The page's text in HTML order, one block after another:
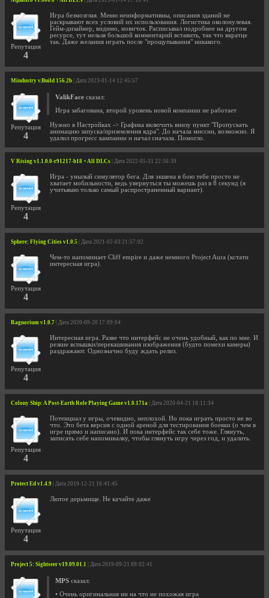
Репутация
4
Игра безмозглая. Меню неинформативны, описания зданий не
раскрывают всех условий их использования. Логистика околонулевая.
Гейм-дизайнер, видимо, новичок. Расписывал подробнее на другом
ресурсе, тут нельзя большой комментарий вставить, так что вкратце
так. Даже желания играть после "прощупывания" никакого.
Mindustry v.Build 156.2b | Дата 2023-01-14 12:45:57
Репутация
4
ValikFace сказал:
Игра забагована, второй уровень новой компании не работает
Нужно в Настройках -> Графика включить внизу пункт "Пропускать
анимацию запуска/приземления ядра". До начала миссии, возможно. Я
удалил прогресс кампании и начал сначала. Помогло.
V Rising v1.1.0.0-r91217-b18 + All DLCs | Дата 2022-05-31 22:56:39
Репутация
4
Игра - унылый симулятор бега. Для экшена в бою тебе просто не
хватает мобильности, ведь увернуться ты можешь раз в 8 секунд (я
учитываю только самый распространенный вариант).
Sphere: Flying Cities v1.0.5 | Дата 2021-02-03 21:57:02
Репутация
4
Чем-то напоминает Cliff empire и даже немного Project Aura (кстати
интересная игра).
Ragnorium v1.0.7 | Дата 2020-09-20 17:09:04
Репутация
4
Интересная игра. Разве что интерфейс не очень удобный, как по мне. И
резкие вспышки/перекашивания изображения (будто помехи камеры)
раздражают. Однозначно буду ждать релиз.
Colony Ship: A Post-Earth Role Playing Game v1.0.171a | Дата 2020-04-21 18:11:34
Репутация
4
Потенциал у игры, очевидно, неплохой. Но пока играть просто не во
что. Это бета версия с одной ареной для тестирования боевки (о чем в
игре прямо и написано). И пока интерфейс так себе тоже. Глянуть,
записать себе напоминалку, чтобы глянуть игру через год, и удалить.
Protect Ed v1.4.9 | Дата 2019-12-21 16:41:45
Репутация
4
Лютое дерьмище. Не качайте даже
Project 5: Sightseer v19.09.01.1 | Дата 2019-09-21 09:02:41
MPS сказал:
• Очень оригинальная ни на что не похожая игра